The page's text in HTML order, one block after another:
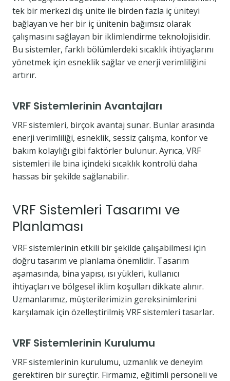
tek bir merkezi dış ünite ile birden fazla iç üniteyi
bağlayan ve her bir iç ünitenin bağımsız olarak
çalışmasını sağlayan bir iklimlendirme teknolojisidir.
Bu sistemler, farklı bölümlerdeki sıcaklık ihtiyaçlarını
yönetmek için esneklik sağlar ve enerji verimliliğini
artırır.
VRF Sistemlerinin Avantajları
VRF sistemleri, birçok avantaj sunar. Bunlar arasında
enerji verimliliği, esneklik, sessiz çalışma, konfor ve
bakım kolaylığı gibi faktörler bulunur. Ayrıca, VRF
sistemleri ile bina içindeki sıcaklık kontrolü daha
hassas bir şekilde sağlanabilir.
VRF Sistemleri Tasarımı ve
Planlaması
VRF sistemlerinin etkili bir şekilde çalışabilmesi için
doğru tasarım ve planlama önemlidir. Tasarım
aşamasında, bina yapısı, ısı yükleri, kullanıcı
ihtiyaçları ve bölgesel iklim koşulları dikkate alınır.
Uzmanlarımız, müşterilerimizin gereksinimlerini
karşılamak için özelleştirilmiş VRF sistemleri tasarlar.
VRF Sistemlerinin Kurulumu
VRF sistemlerinin kurulumu, uzmanlık ve deneyim
gerektiren bir süreçtir. Firmamız, eğitimli personeli ve